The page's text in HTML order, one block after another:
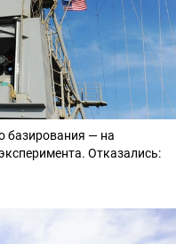
базирования — на
Отказались: